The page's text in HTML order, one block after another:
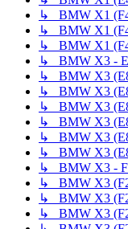
↳ BMW X1
↳ BMW X1
↳ BMW X1
↳ BMW X3 -
↳ BMW X3
↳ BMW X3
↳ BMW X3
↳ BMW X3
↳ BMW X3
↳ BMW X3
↳ BMW X3 -
↳ BMW X3
↳ BMW X3
↳ BMW X3